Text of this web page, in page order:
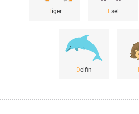
Tiger Esel
Delfin